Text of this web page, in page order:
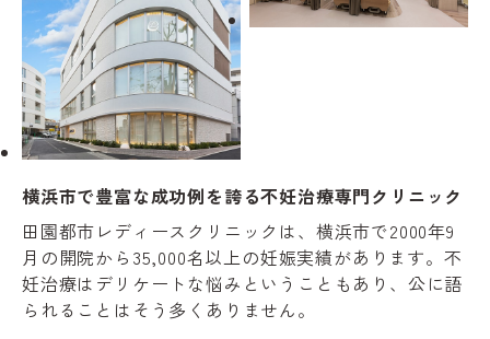
横浜市で豊富な成功例を誇る不妊治療専門クリニック
田園都市レディースクリニックは、横浜市で2000年9
月の開院から35,000名以上の妊娠実績があります。不
妊治療はデリケートな悩みということもあり、公に語
られることはそう多くありません。